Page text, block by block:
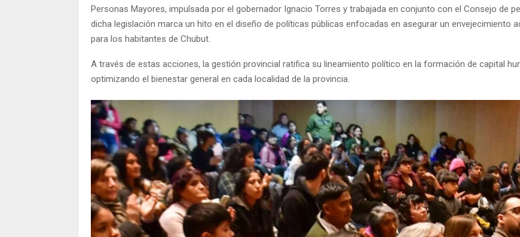
Personas Mayores, impulsada por el gobernador Ignacio Torres y trabajada en conjunto con el Consejo de
dicha legislación marca un hito en el diseño de políticas públicas enfocadas en asegurar un envejecimiento
para los habitantes de Chubut.
A través de estas acciones, la gestión provincial ratifica su lineamiento político en la formación de capital
optimizando el bienestar general en cada localidad de la provincia.